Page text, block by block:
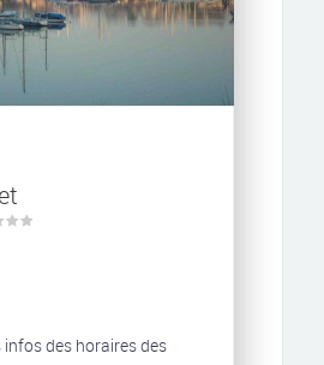
des horaires des